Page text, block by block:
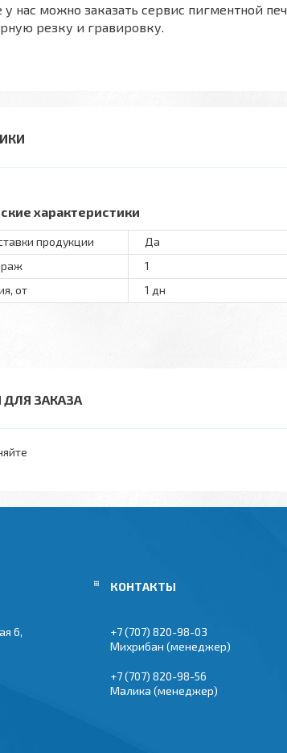
нас можно заказать сервис пигментной
резку и гравировку.
характеристики
продукции
Да
1
от
1 дн
ЗАКАЗА
6,
+7 (707) 820-98-03
Михрибан (менеджер)
+7 (707) 820-98-56
Малика (менеджер)